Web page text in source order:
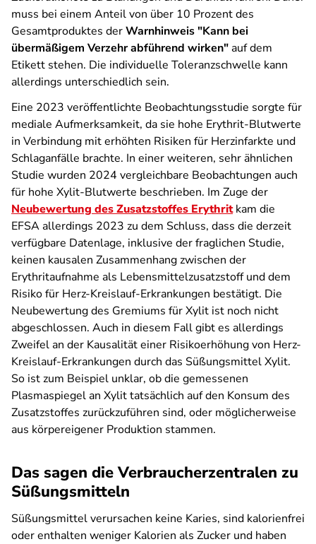
muss bei einem Anteil von über 10 Prozent des
Gesamtproduktes derWarnhinweis "Kann bei
übermäßigem Verzehr abführend wirken"auf dem
Etikett stehen. Die individuelle Toleranzschwelle kann
allerdings unterschiedlich sein.
Eine 2023 veröffentlichte Beobachtungsstudie sorgte für
mediale Aufmerksamkeit, da sie hohe Erythrit-Blutwerte
in Verbindung mit erhöhten Risiken für Herzinfarkte und
Schlaganfälle brachte. In einer weiteren, sehr ähnlichen
Studie wurden 2024 vergleichbare Beobachtungen auch
für hohe Xylit-Blutwerte beschrieben. Im Zuge der
Neubewertung des Zusatzstoffes Erythritkam die
EFSA allerdings 2023 zu dem Schluss, dass die derzeit
verfügbare Datenlage, inklusive der fraglichen Studie,
keinen kausalen Zusammenhang zwischen der
Erythritaufnahme als Lebensmittelzusatzstoff und dem
Risiko für Herz-Kreislauf-Erkrankungen bestätigt. Die
Neubewertung des Gremiums für Xylit ist noch nicht
abgeschlossen. Auch in diesem Fall gibt es allerdings
Zweifel an der Kausalität einer Risikoerhöhung von Herz-
Kreislauf-Erkrankungen durch das Süßungsmittel Xylit.
So ist zum Beispiel unklar, ob die gemessenen
Plasmaspiegel an Xylit tatsächlich auf den Konsum des
Zusatzstoffes zurückzuführen sind, oder möglicherweise
aus körpereigener Produktion stammen.
Das sagen die Verbraucherzentralen zu
Süßungsmitteln
Süßungsmittel verursachen keine Karies, sind kalorienfrei
oder enthalten weniger Kalorien als Zucker und haben